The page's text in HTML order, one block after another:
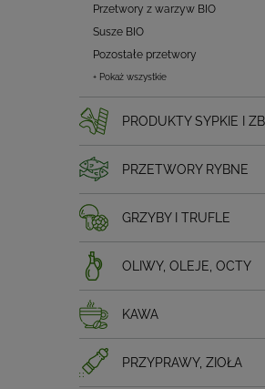
Przetwory z warzyw BIO
Susze BIO
Pozostałe przetwory
+ Pokaż wszystkie
PRODUKTY SYPKIE I
PRZETWORY RYBNE
GRZYBY I TRUFLE
OLIWY, OLEJE, OCTY
KAWA
PRZYPRAWY, ZIOŁA